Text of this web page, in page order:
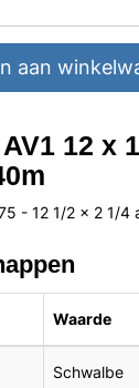
aan
12 x
- 12 1/2 x 2 1/4
Waarde
Schwalbe